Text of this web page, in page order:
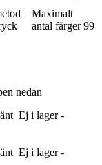
Maximalt
antal färger 99
nedan
Ej i lager -
Ej i lager -